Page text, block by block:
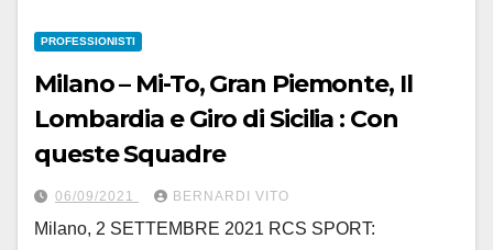
PROFESSIONISTI
Milano – Mi-To, Gran Piemonte, Il
Lombardia e Giro di Sicilia : Con
queste Squadre
06/09/2021 BERNARDI VITO
Milano, 2 SETTEMBRE 2021 RCS SPORT: